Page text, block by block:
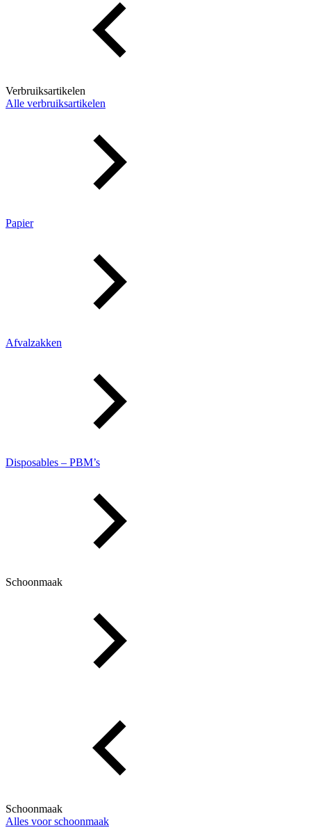
Verbruiksartikelen
Alle verbruiksartikelen
Papier
Afvalzakken
Disposables – PBM’s
Schoonmaak
Schoonmaak
Alles voor schoonmaak